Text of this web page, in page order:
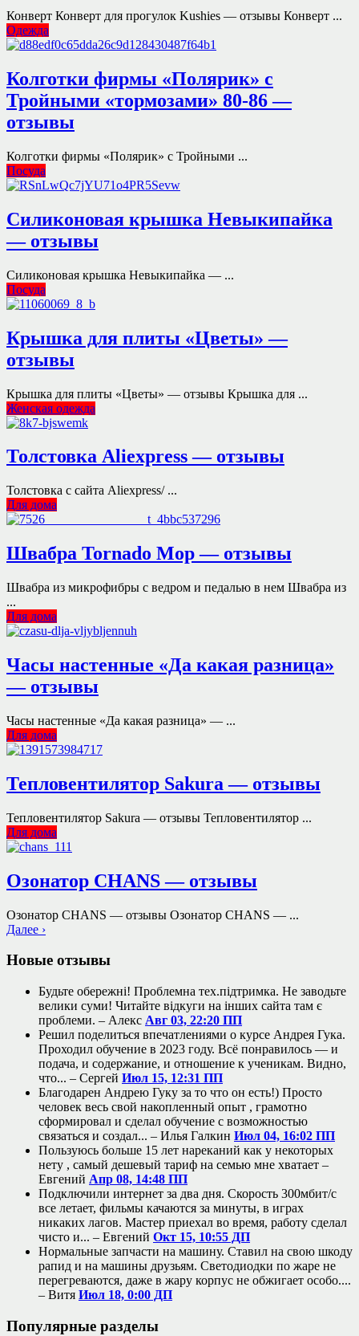
Конверт Конверт для прогулок Kushies — отзывы Конверт ...
Одежда
Колготки фирмы «Полярик» с
Тройными «тормозами» 80-86 —
отзывы
Колготки фирмы «Полярик» с Тройными ...
Посуда
Силиконовая крышка Невыкипайка
— отзывы
Силиконовая крышка Невыкипайка — ...
Посуда
Крышка для плиты «Цветы» —
отзывы
Крышка для плиты «Цветы» — отзывы Крышка для ...
Женская одежда
Толстовка Aliexpress — отзывы
Толстовка с сайта Aliexpress/ ...
Для дома
Швабра Tornado Mop — отзывы
Швабра из микрофибры с ведром и педалью в нем Швабра из
...
Для дома
Часы настенные «Да какая разница»
— отзывы
Часы настенные «Да какая разница» — ...
Для дома
Тепловентилятор Sakura — отзывы
Тепловентилятор Sakura — отзывы Тепловентилятор ...
Для дома
Озонатор CHANS — отзывы
Озонатор CHANS — отзывы Озонатор CHANS — ...
Далее ›
Новые отзывы
Будьте обережні! Проблемна тех.підтримка. Не заводьте
велики суми! Читайте відкуги на інших сайта там є
проблеми. – Алекс Авг 03, 22:20 ПП
Решил поделиться впечатлениями о курсе Андрея Гука.
Проходил обучение в 2023 году. Всё понравилось — и
подача, и содержание, и отношение к ученикам. Видно,
что... – Сергей Июл 15, 12:31 ПП
Благодарен Андрею Гуку за то что он есть!) Просто
человек весь свой накопленный опыт , грамотно
сформировал и сделал обучение с возможностью
связаться и создал... – Илья Галкин Июл 04, 16:02 ПП
Пользуюсь больше 15 лет нареканий как у некоторых
нету , самый дешевый тариф на семью мне хватает –
Евгений Апр 08, 14:48 ПП
Подключили интернет за два дня. Скорость 300мбит/с
все летает, фильмы качаются за минуты, в играх
никаких лагов. Мастер приехал во время, работу сделал
чисто и... – Евгений Окт 15, 10:55 ДП
Нормальные запчасти на машину. Ставил на свою шкоду
рапид и на машины друзьям. Светодиодки по жаре не
перегреваются, даже в жару корпус не обжигает особо....
– Витя Июл 18, 0:00 ДП
Популярные разделы